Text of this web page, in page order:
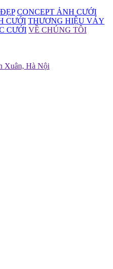
CONCEPT ẢNH CƯỚI
CƯỚI THƯƠNG HIỆU VÁY
CƯỚI VỀ CHÚNG TÔI
Xuân, Hà Nội